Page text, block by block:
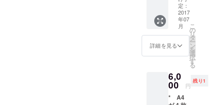
をお付
けしま
財産権
の支分
権は譲
渡され
ません
デジタ
ルで仕
上げて
いるの
で、原
画は未
完成な
線画で
著作財
産権の
うち譲
渡され
定：
2017
年07
月
詳細を見る
こ
の
リ
タ
ー
ン
を
選
択
す
る
6,0
00 円
残り1
* A4